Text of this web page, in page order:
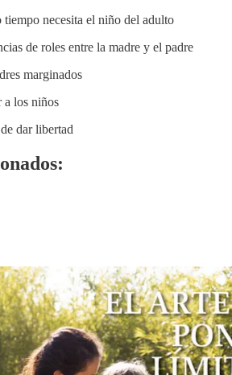
tiempo necesita el niño del adulto
de roles entre la madre y el padre
marginados
a los niños
dar libertad